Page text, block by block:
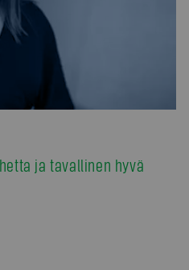
ja tavallinen hyvä